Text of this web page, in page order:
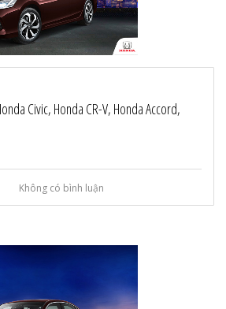
Civic, Honda CR-V, Honda Accord,
Không có bình luận